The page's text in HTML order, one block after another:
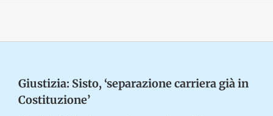
Giustizia: Sisto, ‘separazione carriera già in
Costituzione’